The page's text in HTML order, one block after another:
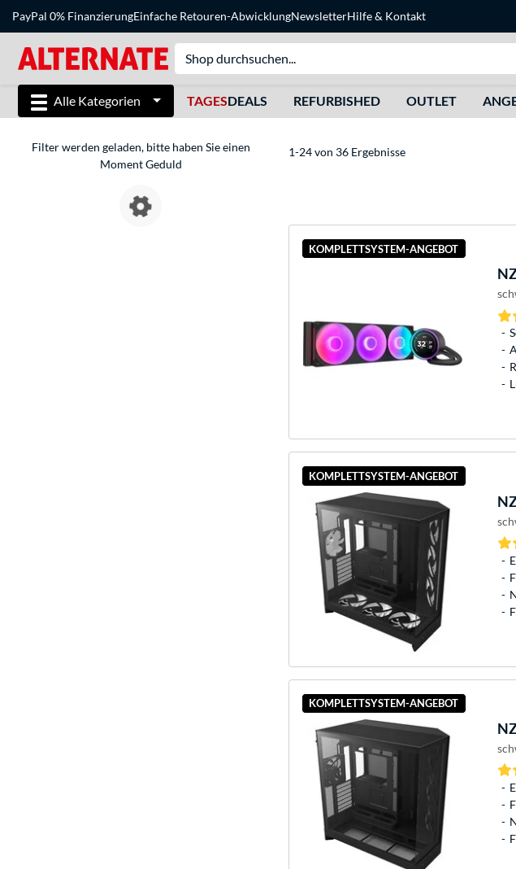
PayPal 0% FinanzierungEinfache Retouren-AbwicklungNewsletterHilfe& Kontakt
Alle Kategorien TAGESDEALS REFURBISHED OUTLET
Filter werden geladen, bitte haben Sie einen
Moment Geduld
1-24 von 36 Ergebnisse
KOMPLETTSYSTEM-ANGEBOT
KOMPLETTSYSTEM-ANGEBOT
KOMPLETTSYSTEM-ANGEBOT